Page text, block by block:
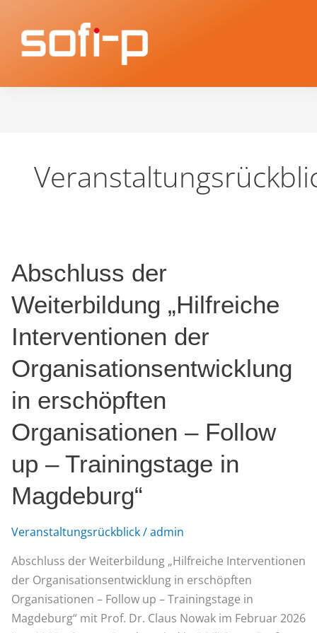
Abschluss der
Weiterbildung „Hilfreiche
Interventionen der
Organisationsentwicklung
in erschöpften
Organisationen – Follow
up – Trainingstage in
Magdeburg“
Veranstaltungsrückblick/admin
Abschluss der Weiterbildung „Hilfreiche Interventionen
der Organisationsentwicklung in erschöpften
Organisationen – Follow up – Trainingstage in
Magdeburg“ mit Prof. Dr. Claus Nowak im Februar 2026
der
Weiterbildung
„Hilfreiche
Interventionen
der
Organisationsentwicklung
in
erschöpften
Organisationen
–
Follow
up
–
in
Magdeburg“